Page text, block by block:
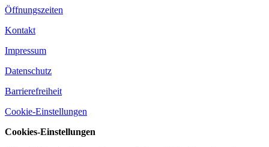
Öffnungszeiten
Kontakt
Impressum
Datenschutz
Barrierefreiheit
Cookie-Einstellungen
Cookies-Einstellungen